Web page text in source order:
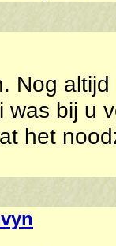
Nog
was bij u
het